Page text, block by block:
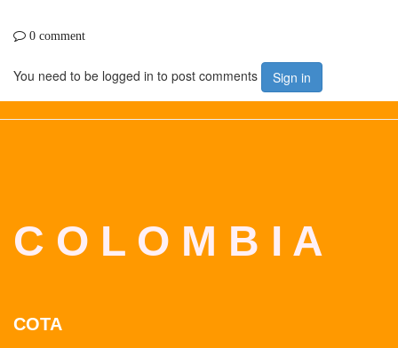
0 comment
You need to be logged in to post comments Sign in
C O L O M B I A
COTA